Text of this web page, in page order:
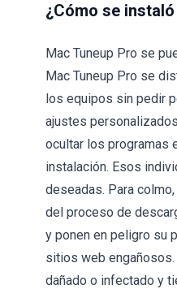
¿Cómo se
Mac Tuneup Pro se
Mac Tuneup Pro se
los equipos sin pedir
ajustes
ocultar los programas
instalación. Esos
deseadas. Para
del proceso de
y ponen en peligro su
sitios web
dañado o infectado y